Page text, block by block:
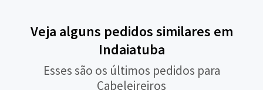
Veja alguns pedidos similares em
Indaiatuba
Esses são os últimos pedidos para
Cabeleireiros